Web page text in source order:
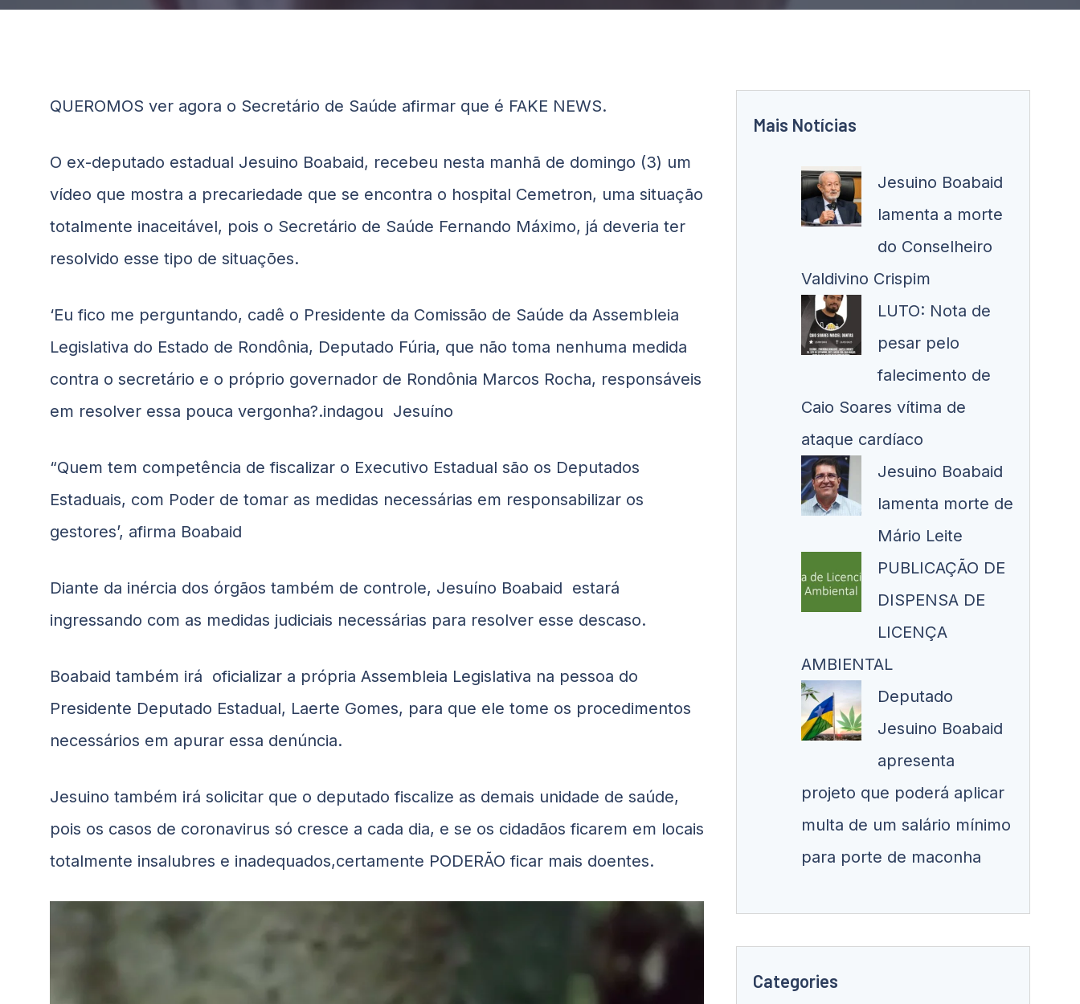
QUEROMOS ver agora o Secretário de Saúde afirmar que é FAKE NEWS.
O ex-deputado estadual Jesuino Boabaid, recebeu nesta manhã de domingo (3) um
vídeo que mostra a precariedade que se encontra o hospital Cemetron, uma situação
totalmente inaceitável, pois o Secretário de Saúde Fernando Máximo, já deveria ter
resolvido esse tipo de situações.
‘Eu fico me perguntando, cadê o Presidente da Comissão de Saúde da Assembleia
Legislativa do Estado de Rondônia, Deputado Fúria, que não toma nenhuma medida
contra o secretário e o próprio governador de Rondônia Marcos Rocha, responsáveis
em resolver essa pouca vergonha?.indagou Jesuíno
“Quem tem competência de fiscalizar o Executivo Estadual são os Deputados
Estaduais, com Poder de tomar as medidas necessárias em responsabilizar os
gestores’, afirma Boabaid
Diante da inércia dos órgãos também de controle, Jesuíno Boabaid estará
ingressando com as medidas judiciais necessárias para resolver esse descaso.
Boabaid também irá oficializar a própria Assembleia Legislativa na pessoa do
Presidente Deputado Estadual, Laerte Gomes, para que ele tome os procedimentos
necessários em apurar essa denúncia.
Jesuino também irá solicitar que o deputado fiscalize as demais unidade de saúde,
pois os casos de coronavirus só cresce a cada dia, e se os cidadãos ficarem em locais
totalmente insalubres e inadequados,certamente PODERÃO ficar mais doentes.
Mais Notícias
Jesuino Boabaid
lamenta a morte
do Conselheiro
Valdivino Crispim
LUTO: Nota de
pesar pelo
falecimento de
Caio Soares vítima de
ataque cardíaco
Jesuino Boabaid
lamenta morte de
Mário Leite
PUBLICAÇÃO DE
DISPENSA DE
LICENÇA
AMBIENTAL
Deputado
Jesuino Boabaid
apresenta
projeto que poderá aplicar
multa de um salário mínimo
para porte de maconha
Categories